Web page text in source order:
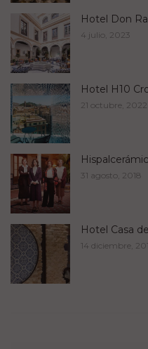
Hotel Don
4 julio, 2023
Hotel H10
21 octubre, 2022
31 agosto, 2018
Hotel Casa
14 diciembre,